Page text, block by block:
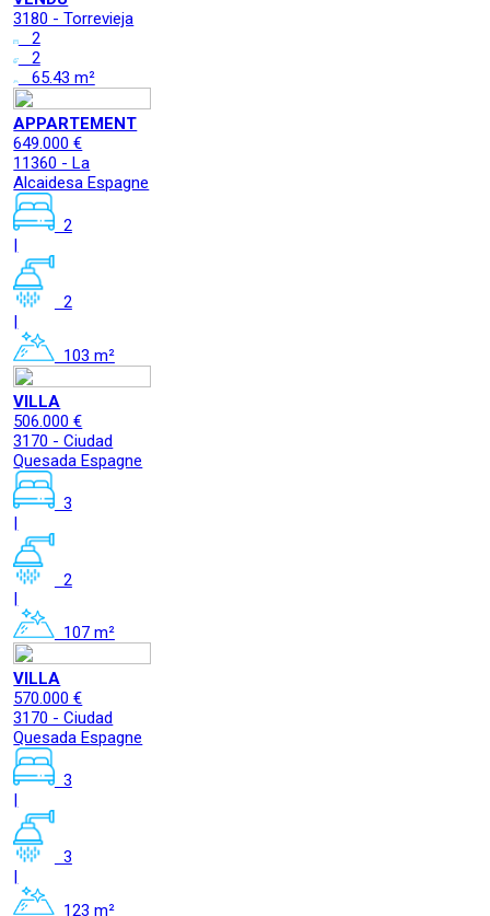
3180 - Torrevieja
2
2
65.43 m²
APPARTEMENT
649.000 €
11360 - La
Alcaidesa Espagne
2
|
2
|
103 m²
VILLA
506.000 €
3170 - Ciudad
Quesada Espagne
3
|
2
|
107 m²
VILLA
570.000 €
3170 - Ciudad
Quesada Espagne
3
|
3
|
123 m²